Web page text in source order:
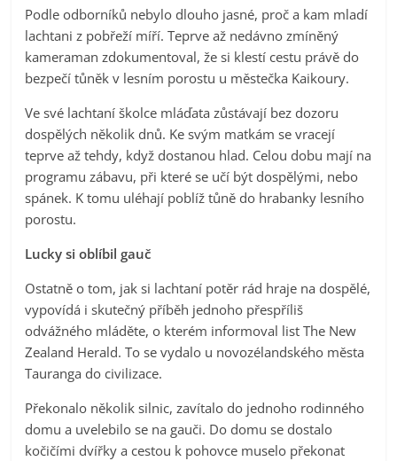
Podle odborníků nebylo dlouho jasné, proč a kam mladí
lachtani z pobřeží míří. Teprve až nedávno zmíněný
kameraman zdokumentoval, že si klestí cestu právě do
bezpečí tůněk v lesním porostu u městečka Kaikoury.
Ve své lachtaní školce mláďata zůstávají bez dozoru
dospělých několik dnů. Ke svým matkám se vracejí
teprve až tehdy, když dostanou hlad. Celou dobu mají na
programu zábavu, při které se učí být dospělými, nebo
spánek. K tomu uléhají poblíž tůně do hrabanky lesního
porostu.
Lucky si oblíbil gauč
Ostatně o tom, jak si lachtaní potěr rád hraje na dospělé,
vypovídá i skutečný příběh jednoho přespříliš
odvážného mláděte, o kterém informoval list The New
Zealand Herald. To se vydalo u novozélandského města
Tauranga do civilizace.
Překonalo několik silnic, zavítalo do jednoho rodinného
domu a uvelebilo se na gauči. Do domu se dostalo
kočičími dvířky a cestou k pohovce muselo překonat